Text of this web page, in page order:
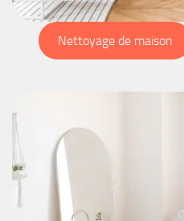
Nettoyage de maison